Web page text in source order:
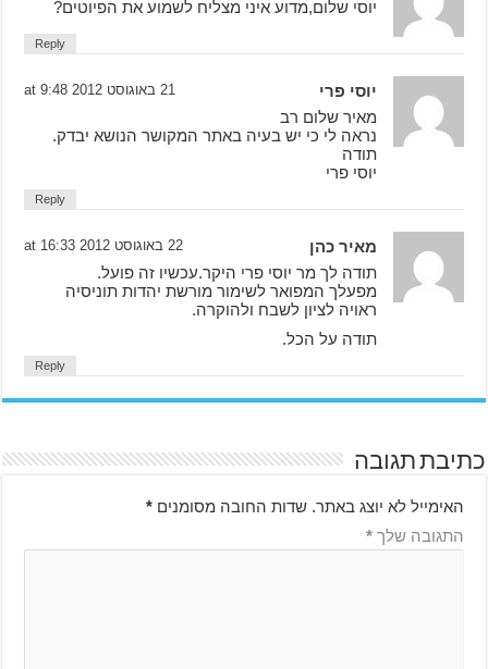
יוסי שלום,מדוע איני מצליח לשמוע את הפיוטים?
Reply
יוסי פרי 21 באוגוסט 2012 at 9:48
מאיר שלום רב
נראה לי כי יש בעיה באתר המקושר הנושא יבדק.
תודה
יוסי פרי
Reply
מאיר כהן 22 באוגוסט 2012 at 16:33
תודה לך מר יוסי פרי היקר.עכשיו זה פועל.
מפעלך המפואר לשימור מורשת יהדות תוניסיה
ראויה לציון לשבח ולהוקרה.
תודה על הכל.
Reply
כתיבת תגובה
האימייל לא יוצג באתר. שדות החובה מסומנים*
התגובה שלך*